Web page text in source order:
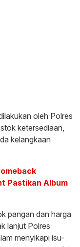
oleh Polres
ketersediaan,
kelangkaan
Pastikan Album
pangan dan harga
lanjut Polres
menyikapi isu-